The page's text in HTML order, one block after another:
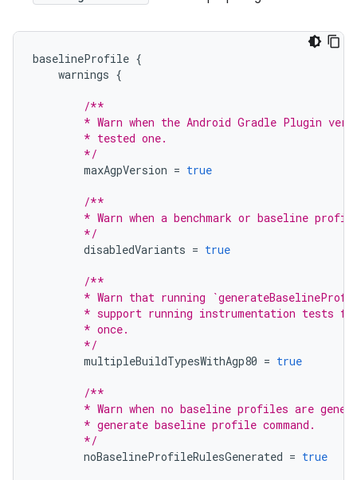
baselineProfile {
warnings {
/**
* Warn when the Android Gradle Plugin
        * tested one.
        */
maxAgpVersion = true
/**
* Warn when a benchmark or baseline
        */
disabledVariants = true
/**
* Warn that running
* support running instrumentation tests
        * once.
        */
multipleBuildTypesWithAgp80 = true
/**
* Warn when no baseline profiles are
        * generate baseline profile command.
        */
noBaselineProfileRulesGenerated = true